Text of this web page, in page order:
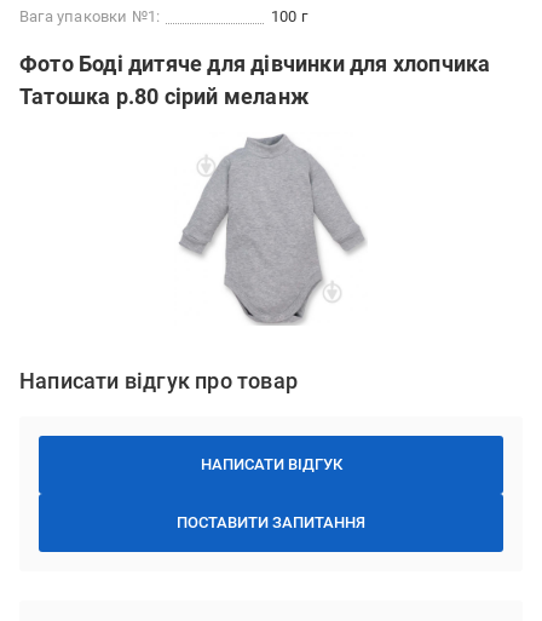
Вага упаковки №1:
100 г
Фото Боді дитяче для дівчинки для хлопчика
Татошка р.80 сірий меланж
Написати відгук про товар
НАПИСАТИ ВІДГУК
ПОСТАВИТИ ЗАПИТАННЯ